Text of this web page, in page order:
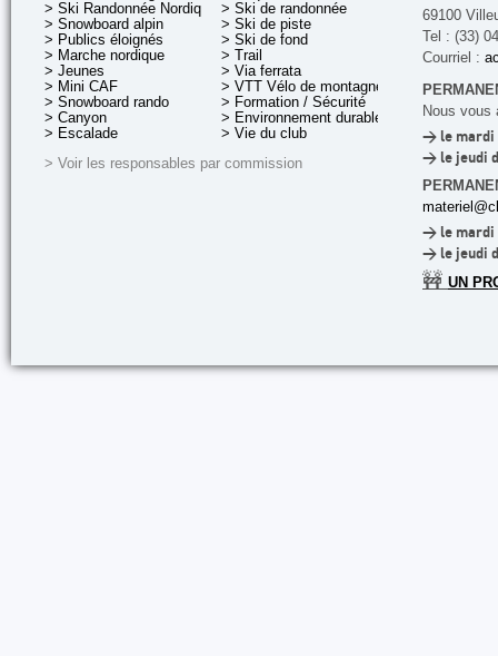
> Ski Randonnée Nordique
> Snowboard alpin
> Publics éloignés
> Marche nordique
> Jeunes
> Mini CAF
> Snowboard rando
> Canyon
> Escalade
> Ski de randonnée
> Ski de piste
> Ski de fond
> Trail
> Via ferrata
> VTT Vélo de montagne
> Formation / Sécurité
> Environnement durable
> Vie du club
> Voir les responsables par commission
69100
Tel : (33)
Courriel :
Nous vous
> le mardi
> le jeudi
> le mardi
> le jeudi
🚧 UN